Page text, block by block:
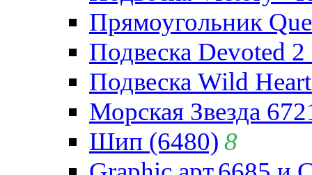
Прямоугольник
Подвеска Devoted
Подвеска Wild
Морская Звезда
Шип (6480) 8